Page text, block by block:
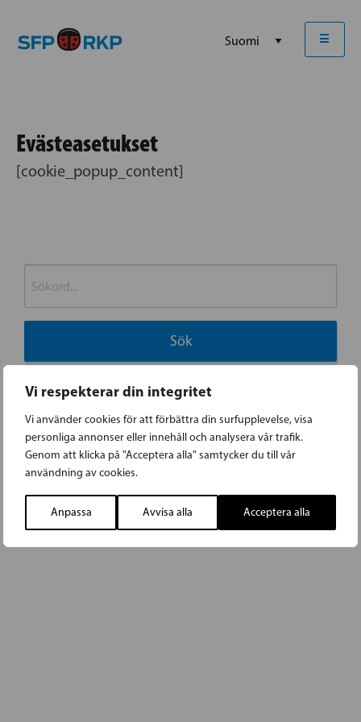
Vi respekterar din integritet
Vi använder cookies för att förbättra din surfupplevelse, visa
personliga annonser eller innehåll och analysera vår trafik.
Genom att klicka på "Acceptera alla" samtycker du till vår
användning av cookies.
Anpassa Avvisa alla Acceptera alla
☰
Evästeasetukset
[cookie_popup_content]